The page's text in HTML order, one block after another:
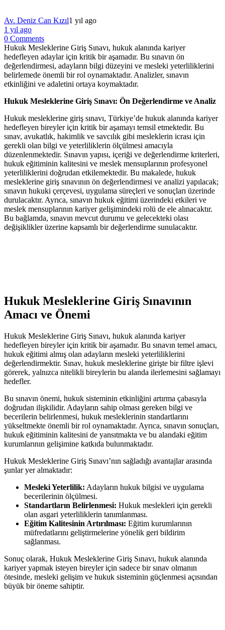
Av. Deniz Can Kızıl1 yıl ago
1 yıl ago
0 Comments
Hukuk Mesleklerine Giriş Sınavı, hukuk alanında kariyer
hedefleyen adaylar için kritik bir aşamadır. Bu sınavın ön
değerlendirmesi, adayların bilgi düzeyini ve mesleki yeterliliklerini
belirlemede önemli bir rol oynamaktadır. Analizler, sınavın
etkinliğini ve adaletini ortaya koymaktadır.
Hukuk‌ Mesleklerine Giriş Sınavı: Ön Değerlendirme ve ​Analiz
Hukuk mesleklerine giriş sınavı, Türkiye’de hukuk alanında​ kariyer
hedefleyen bireyler⁣ için kritik bir aşamayı temsil etmektedir. Bu
sınav, avukatlık, hakimlik ve savcılık gibi ‌mesleklerin icrası için
gerekli ​olan bilgi ve yeterliliklerin ‌ölçülmesi amacıyla
düzenlenmektedir. Sınavın⁣ yapısı,⁢ içeriği ve değerlendirme kriterleri,
hukuk eğitiminin kalitesini ve meslek mensuplarının profesyonel​
yeterliliklerini doğrudan etkilemektedir. Bu ⁤makalede, hukuk
mesleklerine ⁣giriş sınavının ön değerlendirmesi ve analizi yapılacak;
sınavın hukuki çerçevesi, uygulama süreçleri ve ⁢sonuçları üzerinde
durulacaktır. Ayrıca, sınavın hukuk eğitimi üzerindeki etkileri ⁤ve
meslek mensuplarının⁢ kariyer gelişimindeki rolü‍ de‍ ele alınacaktır.
Bu ‌bağlamda, ⁣sınavın mevcut durumu ve gelecekteki olası
değişiklikler üzerine kapsamlı bir değerlendirme sunulacaktır.
Hukuk ⁣Mesleklerine Giriş Sınavının‌
Amacı ve Önemi
Hukuk Mesleklerine Giriş Sınavı, hukuk alanında kariyer
hedefleyen bireyler için kritik bir aşamadır. Bu ⁣sınavın temel amacı,
hukuk eğitimi almış olan adayların mesleki yeterliliklerini
değerlendirmektir. Sınav, hukuk mesleklerine ​girişte bir‌ filtre işlevi
görerek, yalnızca nitelikli bireylerin bu alanda ilerlemesini⁣ sağlamayı‍
hedefler.
Bu sınavın önemi, hukuk sisteminin etkinliğini artırma çabasıyla
doğrudan ilişkilidir. Adayların ‌sahip⁢ olması gereken bilgi ve
becerilerin belirlenmesi, hukuk mesleklerinin standartlarını
yükseltmekte önemli bir rol oynamaktadır. Ayrıca, sınavın sonuçları,
hukuk ⁢eğitiminin kalitesini de yansıtmakta ve ​bu alandaki eğitim
kurumlarının gelişimine katkıda bulunmaktadır.
Hukuk Mesleklerine Giriş Sınavı’nın ⁤sağladığı avantajlar arasında⁣
şunlar yer almaktadır:
Mesleki Yeterlilik: Adayların hukuk bilgisi ve uygulama‍
becerilerinin ölçülmesi.
Standartların Belirlenmesi: ‌Hukuk meslekleri için gerekli
olan asgari yeterliliklerin tanımlanması.
Eğitim ⁢Kalitesinin Artırılması: ​Eğitim kurumlarının
müfredatlarını geliştirmelerine yönelik ⁤geri bildirim
sağlanması.
Sonuç olarak, ⁤Hukuk Mesleklerine Giriş ⁣Sınavı,⁢ hukuk alanında
‍kariyer yapmak isteyen bireyler için sadece bir sınav olmanın
ötesinde, mesleki‍ gelişim ve hukuk sisteminin güçlenmesi açısından
büyük bir öneme sahiptir.